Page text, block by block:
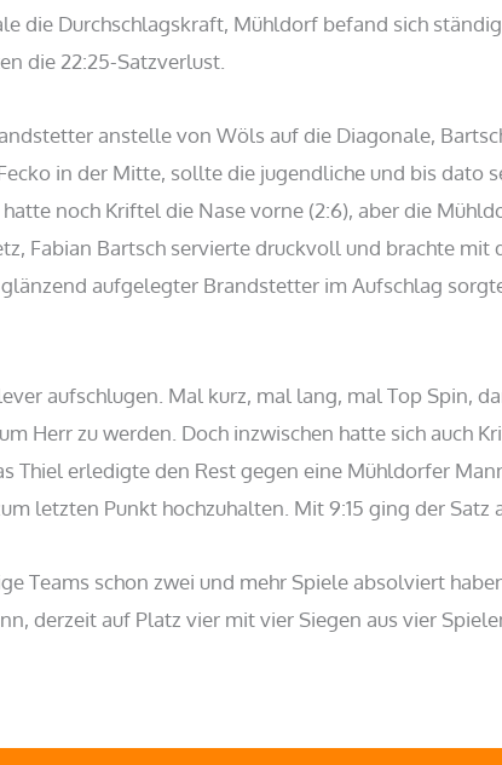
die Durchschlagskraft, Mühldorf befand sich
die 22:25-Satzverlust.
anstelle von Wöls auf die Diagonale,
in der Mitte, sollte die jugendliche und bis dato
noch Kriftel die Nase vorne (2:6), aber die
Fabian Bartsch servierte druckvoll und brachte mit
aufgelegter Brandstetter im Aufschlag
aufschlugen. Mal kurz, mal lang, mal Top Spin,
Herr zu werden. Doch inzwischen hatte sich auch
erledigte den Rest gegen eine Mühldorfer
letzten Punkt hochzuhalten. Mit 9:15 ging der Satz
Teams schon zwei und mehr Spiele absolviert
derzeit auf Platz vier mit vier Siegen aus vier